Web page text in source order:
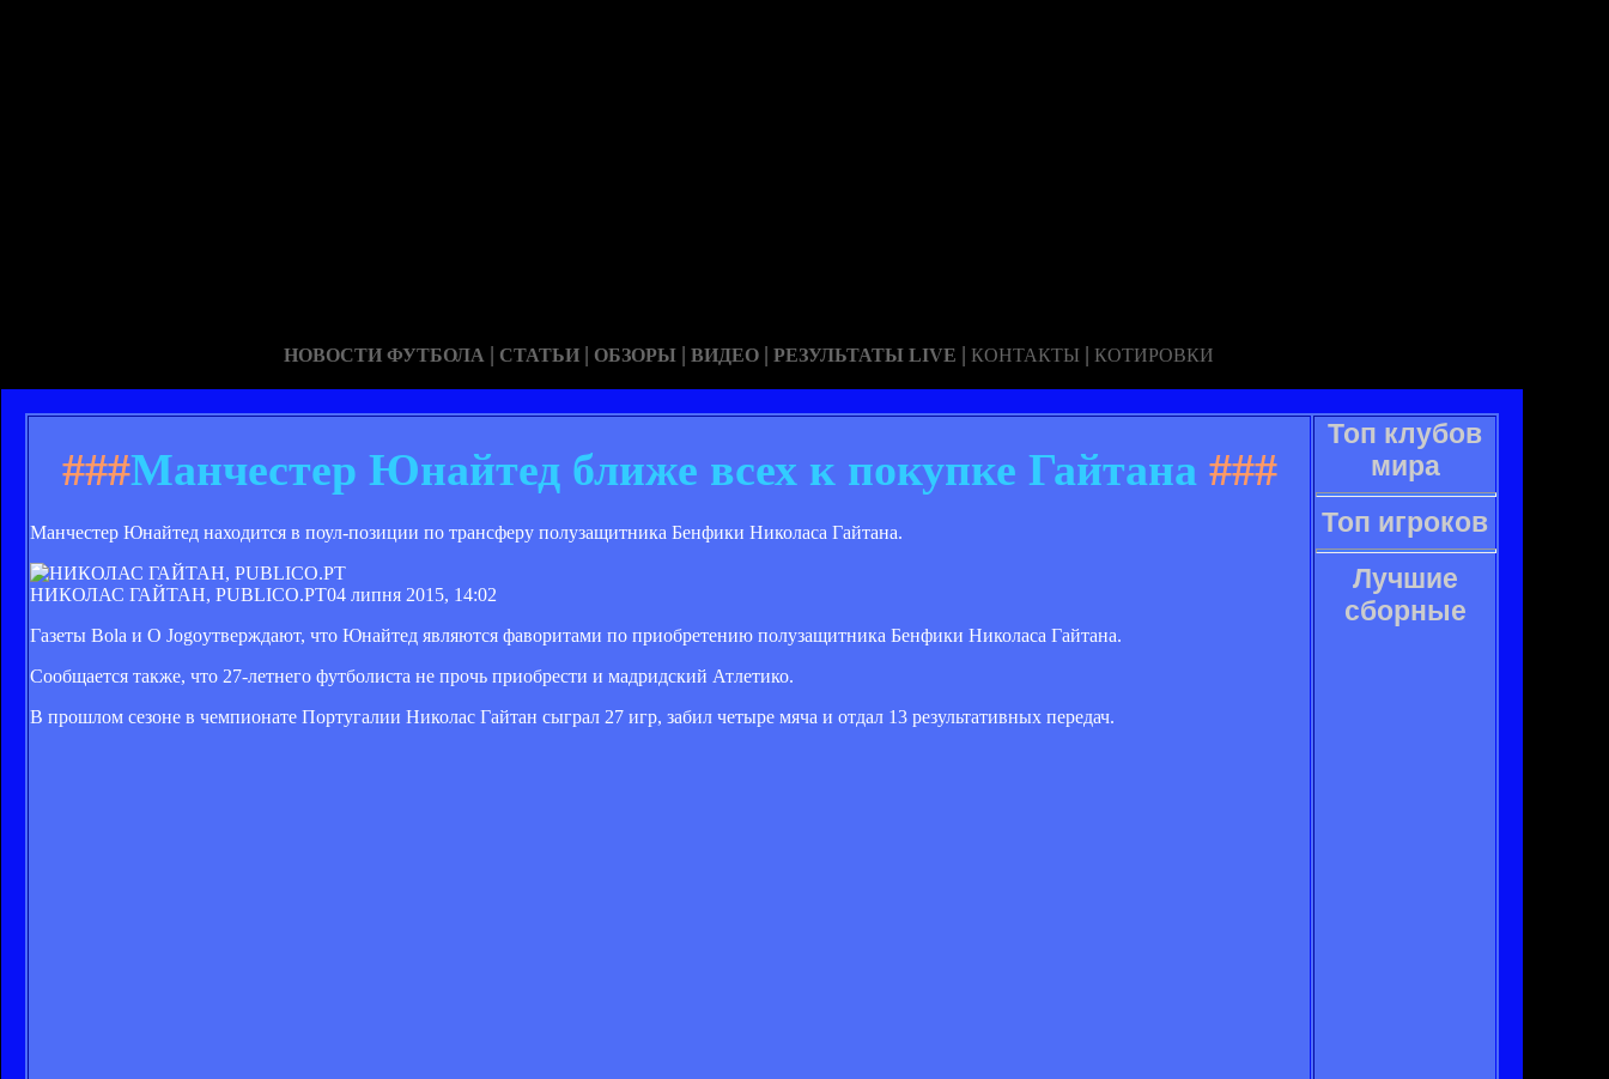
НОВОСТИ ФУТБОЛА | СТАТЬИ | ОБЗОРЫ | ВИДЕО | РЕЗУЛЬТАТЫ LIVE | КОНТАКТЫ | КОТИРОВКИ
###Манчестер Юнайтед ближе всех к покупке Гайтана###
Манчестер Юнайтед находится в поул-позиции по трансферу полузащитника Бенфики Николаса Гайтана.
НИКОЛАС ГАЙТАН, PUBLICO.PT04 липня 2015, 14:02
Газеты Bola и О Jogoутверждают, что Юнайтед являются фаворитами по приобретению полузащитника Бенфики Николаса Гайтана.
Сообщается также, что 27-летнего футболиста не прочь приобрести и мадридский Атлетико.
В прошлом сезоне в чемпионате Португалии Николас Гайтан сыграл 27 игр, забил четыре мяча и отдал 13 результативных передач.
Топ клубов
мира
Топ игроков
Лучшие
сборные